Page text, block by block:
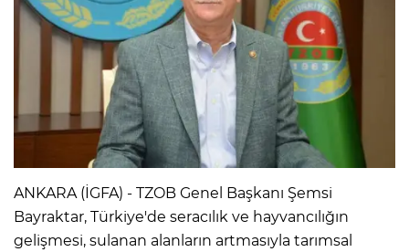
ANKARA (İGFA) - TZOB Genel Başkanı Şemsi
Bayraktar, Türkiye'de seracılık ve hayvancılığın
gelişmesi, sulanan alanların artmasıyla tarımsal